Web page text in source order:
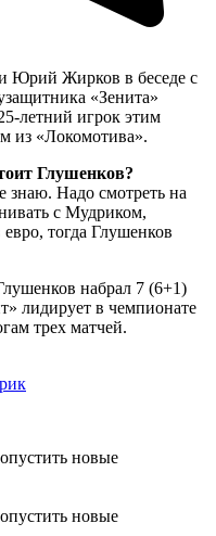
Юрий Жирков в беседе с
«Зенита»
летний игрок этим
из «Локомотива».
Глушенков?
Надо смотреть на
с Мудриком,
тогда Глушенков
набрал 7 (6+1)
лидирует в чемпионате
трех матчей.
новые
новые